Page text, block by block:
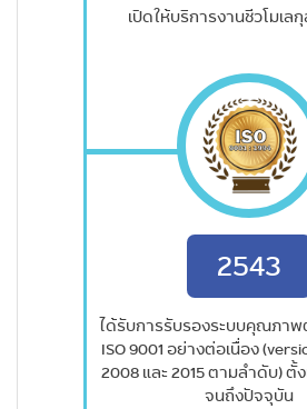
เปิดให้บริการงาน
2543
ได้รับการรับรองระบบคุณภา
ISO 9001 อย่างต่อเนื่อง
2008 และ 2015 ตามลำดับ) ตั้
จนถึงปัจจุบัน